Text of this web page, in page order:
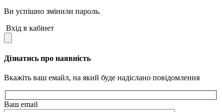
Ви успішно змінили пароль.
Вхід в кабінет
Дізнатись про наявність
Вкажіть ваш емайл, на який буде надіслано повідомлення
Ваш email